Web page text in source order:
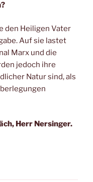
den Heiligen Vater
Auf sie lastet
Marx und die
jedoch ihre
Natur sind, als
Herr Nersinger.